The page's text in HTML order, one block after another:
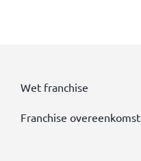
Wet franchise
Franchise overeenkomst